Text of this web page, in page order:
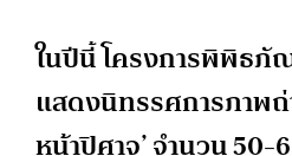
ในปีนี้ โครงการพิพิธภั
แสดงนิทรรศการภาพถ่
หน้าปิศาจ’ จำนวน 50-